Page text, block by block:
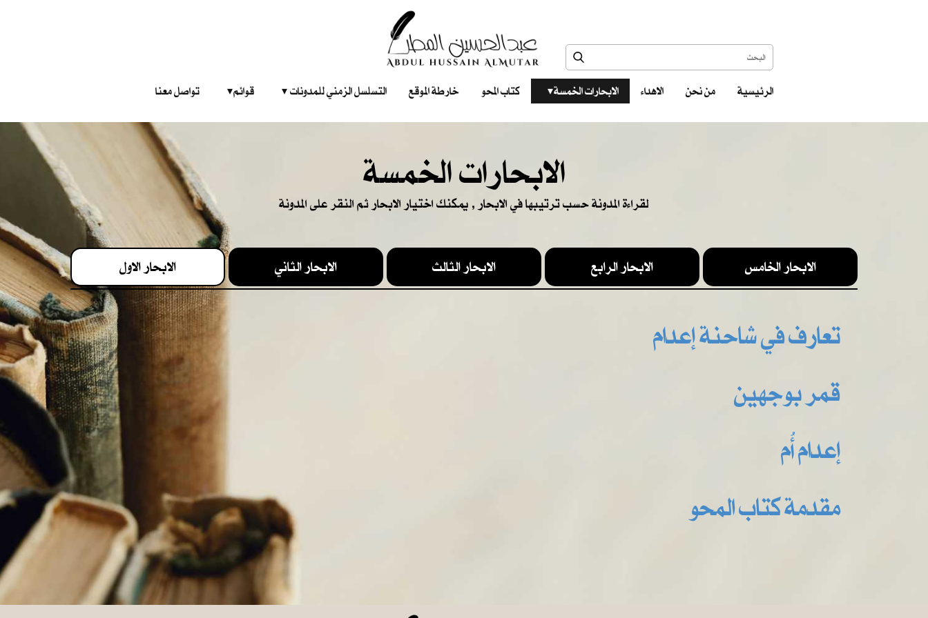
الرئيسية من نحن الاهداء الابحارات الخمسة ‎ ‎ ‎ كتاب المحو خارطة الموقع التسلسل الزمني للمدونات‎ ‎ ‎ ‎ ‎ قوائم‎ ‎ ‎ ‎ تواصل معنا
الابحارات الخمسة
لقراءة المدونة حسب ترتيبها في الابحار , يمكنك اختيار الابحار ثم النقر على المدونة
الابحار الاول الابحار الثاني الابحار الثالث الابحار الرابع الابحار الخامس
تعارف في شاحنة إعدام
قمر بوجهين
إعدام أُم
مقدمة كتاب المحو